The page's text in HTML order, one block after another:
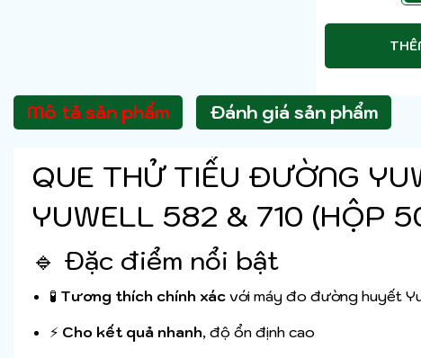
Mô tả sản phẩm Đánh giá sản phẩm
QUE THỬ TIỂU ĐƯỜNG
YUWELL 582 & 710 (HỘP
🔹 Đặc điểm nổi bật
🧪 Tương thích chính xác với máy đo đường huyết
⚡ Cho kết quả nhanh, độ ổn định cao